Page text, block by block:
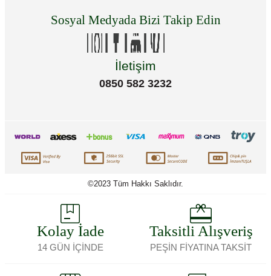
Sosyal Medyada Bizi Takip Edin
İletişim
0850 582 3232
©2023 Tüm Hakkı Saklıdır.
Kolay İade
14 GÜN İÇİNDE
Taksitli Alışveriş
PEŞİN FİYATINA TAKSİT